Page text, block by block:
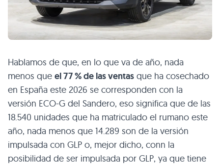
Hablamos de que, en lo que va de año, nada
menos que el 77 % de las ventas que ha cosechado
en España este 2026 se corresponden con la
versión ECO-G del Sandero, eso significa que de las
18.540 unidades que ha matriculado el rumano este
año, nada menos que 14.289 son de la versión
impulsada con GLP o, mejor dicho, conn la
posibilidad de ser impulsada por GLP, ya que tiene